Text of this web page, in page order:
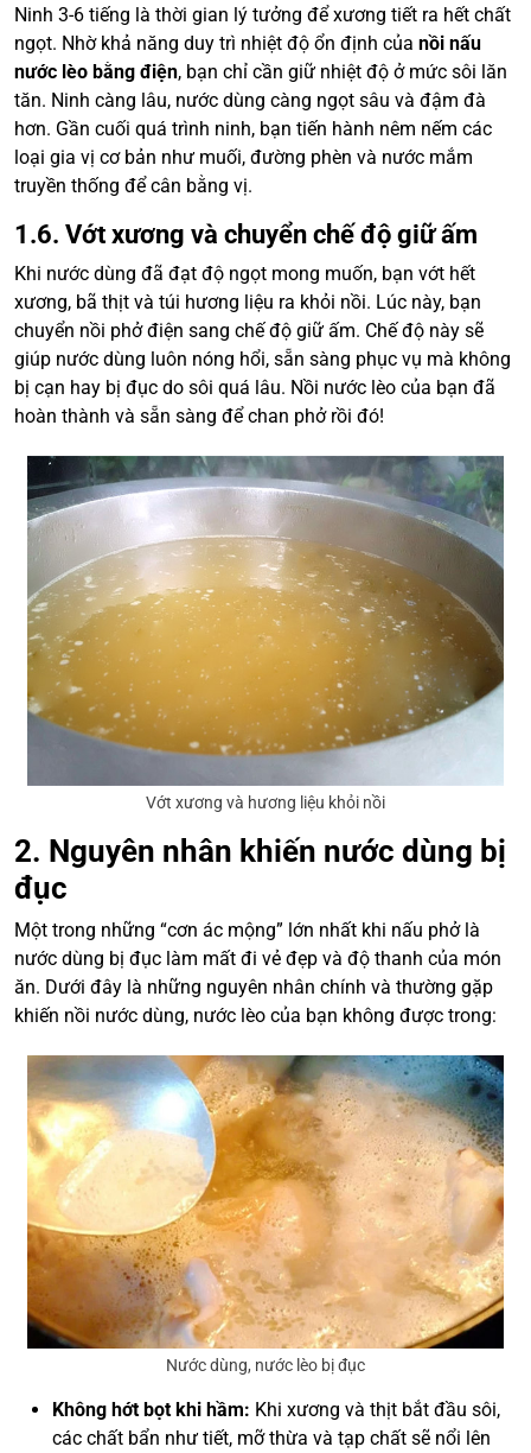
Ninh 3-6 tiếng là thời gian lý tưởng để xương tiết ra hết chất
ngọt. Nhờ khả năng duy trì nhiệt độ ổn định của nồi nấu
nước lèo bằng điện, bạn chỉ cần giữ nhiệt độ ở mức sôi lăn
tăn. Ninh càng lâu, nước dùng càng ngọt sâu và đậm đà
hơn. Gần cuối quá trình ninh, bạn tiến hành nêm nếm các
loại gia vị cơ bản như muối, đường phèn và nước mắm
truyền thống để cân bằng vị.
1.6. Vớt xương và chuyển chế độ giữ ấm
Khi nước dùng đã đạt độ ngọt mong muốn, bạn vớt hết
xương, bã thịt và túi hương liệu ra khỏi nồi. Lúc này, bạn
chuyển nồi phở điện sang chế độ giữ ấm. Chế độ này sẽ
giúp nước dùng luôn nóng hổi, sẵn sàng phục vụ mà không
bị cạn hay bị đục do sôi quá lâu. Nồi nước lèo của bạn đã
hoàn thành và sẵn sàng để chan phở rồi đó!
Vớt xương và hương liệu khỏi nồi
2. Nguyên nhân khiến nước dùng bị
đục
Một trong những “cơn ác mộng” lớn nhất khi nấu phở là
nước dùng bị đục làm mất đi vẻ đẹp và độ thanh của món
ăn. Dưới đây là những nguyên nhân chính và thường gặp
khiến nồi nước dùng, nước lèo của bạn không được trong:
Nước dùng, nước lèo bị đục
Không hớt bọt khi hầm: Khi xương và thịt bắt đầu sôi,
các chất bẩn như tiết, mỡ thừa và tạp chất sẽ nổi lên